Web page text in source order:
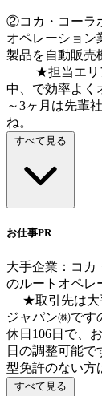
②コカ・コーラ
オペレーション
製品を自動販売
★担当エリア
中、で効率よ
～3ヶ月は先輩
ね。
すべて見る
お仕事PR
大手企業：コカ
のルートオペレ
★取引先は大
ジャパン㈱で
休日106日で、
日の調整可能
型免許のない方
すべて見る